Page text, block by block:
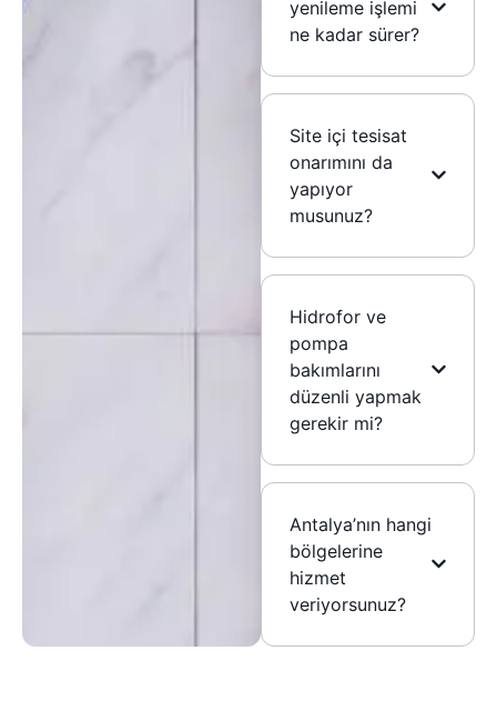
yenileme işlemi
ne kadar sürer?
Site içi tesisat
onarımını da
yapıyor
musunuz?
Hidrofor ve
pompa
bakımlarını
düzenli yapmak
gerekir mi?
Antalya’nın hangi
bölgelerine
hizmet
veriyorsunuz?